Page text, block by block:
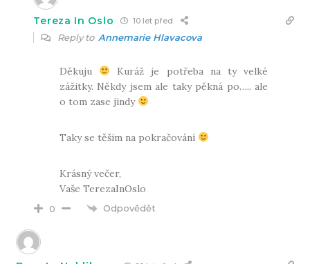
Tereza In Oslo 10 let před
Reply to Annemarie Hlavacova
Děkuju
Kuráž je potřeba na ty velké
zážitky. Někdy jsem ale taky pěkná po….. ale
o tom zase jindy
Taky se těšim na pokračování
Krásný večer,
Vaše TerezaInOslo
0 Odpovědět